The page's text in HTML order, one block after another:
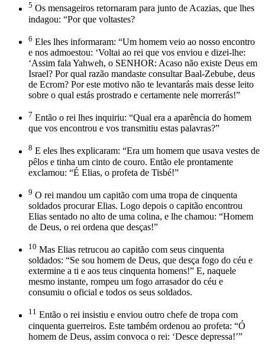
5 Os mensageiros retornaram para junto de Acazias, que lhes
indagou: “Por que voltastes?
6 Eles lhes informaram: “Um homem veio ao nosso encontro
e nos admoestou: ‘Voltai ao rei que vos enviou e dizei-lhe:
‘Assim fala Yahweh, o SENHOR: Acaso não existe Deus em
Israel? Por qual razão mandaste consultar Baal-Zebube, deus
de Ecrom? Por este motivo não te levantarás mais desse leito
sobre o qual estás prostrado e certamente nele morrerás!”
7 Então o rei lhes inquiriu: “Qual era a aparência do homem
que vos encontrou e vos transmitiu estas palavras?”
8 E eles lhes explicaram: “Era um homem que usava vestes de
pêlos e tinha um cinto de couro. Então ele prontamente
exclamou: “É Elias, o profeta de Tisbé!”
9 O rei mandou um capitão com uma tropa de cinquenta
soldados procurar Elias. Logo depois o capitão encontrou
Elias sentado no alto de uma colina, e lhe chamou: “Homem
de Deus, o rei ordena que desças!”
10 Mas Elias retrucou ao capitão com seus cinquenta
soldados: “Se sou homem de Deus, que desça fogo do céu e
extermine a ti e aos teus cinquenta homens!” E, naquele
mesmo instante, rompeu um fogo arrasador do céu e
consumiu o oficial e todos os seus soldados.
11 Então o rei insistiu e enviou outro chefe de tropa com
cinquenta guerreiros. Este também ordenou ao profeta: “Ó
homem de Deus, assim convoca o rei: ‘Desce depressa!’”